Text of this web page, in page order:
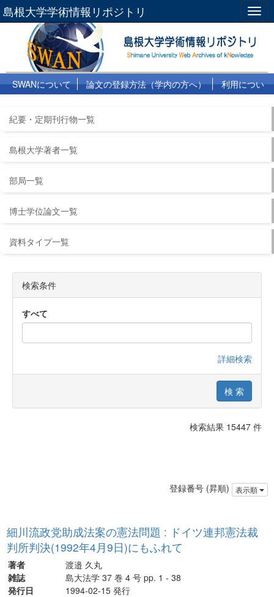
島根大学学術情報リポジトリ
SWANについて 論文の登録方法（学内の方へ）
利用につい
紀要・定期刊行物一覧
島根大学著者一覧
部局一覧
博士学位論文一覧
資料タイプ一覧
検索条件
すべて
詳細検索
検索結果 15447 件
登録番号 (昇順) 表示順
細川流政党助成法案の憲法問題 : ドイツ連邦憲法裁
判所判決(1992年4月9日)にもふれて
著者
渡邉 久丸
雑誌
島大法学 37 巻 4 号 pp. 1 - 38
発行日
1994-02-15 発行